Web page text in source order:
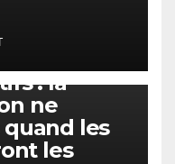
: la
ne
les
les